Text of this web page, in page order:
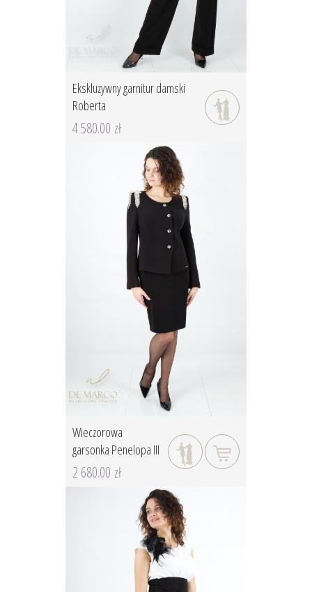
Ekskluzywny garnitur damski
Roberta
4 580.00 zł
Wieczorowa
garsonka Penelopa III
2 680.00 zł